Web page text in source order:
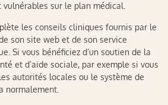
sur le plan médical.
les conseils cliniques fournis par le
son site web et de son service
Si vous bénéficiez d’un soutien de la
et d’aide sociale, par exemple si vous
autorités locales ou le système de
normalement.